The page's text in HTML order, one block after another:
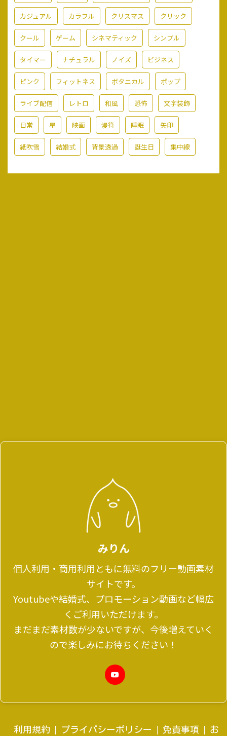
カジュアル カラフル クリスマス クリック
クール ゲーム シネマティック シンプル
タイマー ナチュラル ノイズ ビジネス
ピンク フィットネス ボタニカル ポップ
ライブ配信 レトロ 和風 恐怖 文字装飾
日常 星 映画 漫符 睡眠 矢印
紙吹雪 結婚式 背景透過 誕生日 集中線
みりん
個人利用・商用利用ともに無料のフリー動画素材
サイトです。
Youtubeや結婚式、プロモーション動画など幅広
くご利用いただけます。
まだまだ素材数が少ないですが、今後増えていく
ので楽しみにお待ちください！
利用規約 プライバシーポリシー 免責事項 お